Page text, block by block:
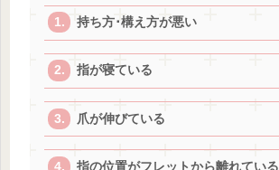
持ち方･構え方が悪い
指が寝ている
爪が伸びている
指の位置がフレットから離れている